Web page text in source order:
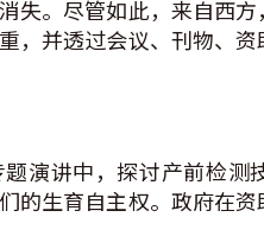
失。尽管如此，来自西
，并透过会议、刊物、
题演讲中，探讨产前检
的生育自主权。政府在